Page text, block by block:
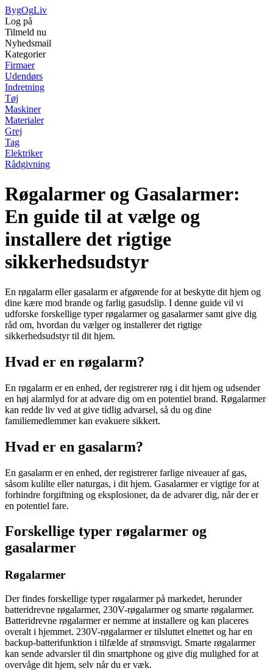
BygOgLiv
Log på
Tilmeld nu
Nyhedsmail
Kategorier
Firmaer
Udendørs
Indretning
Tøj
Maskiner
Materialer
Grej
Tag
Elektriker
Rådgivning
Røgalarmer og Gasalarmer:
En guide til at vælge og
installere det rigtige
sikkerhedsudstyr
En røgalarm eller gasalarm er afgørende for at beskytte dit hjem og
dine kære mod brande og farlig gasudslip. I denne guide vil vi
udforske forskellige typer røgalarmer og gasalarmer samt give dig
råd om, hvordan du vælger og installerer det rigtige
sikkerhedsudstyr til dit hjem.
Hvad er en røgalarm?
En røgalarm er en enhed, der registrerer røg i dit hjem og udsender
en høj alarmlyd for at advare dig om en potentiel brand. Røgalarmer
kan redde liv ved at give tidlig advarsel, så du og dine
familiemedlemmer kan evakuere sikkert.
Hvad er en gasalarm?
En gasalarm er en enhed, der registrerer farlige niveauer af gas,
såsom kulilte eller naturgas, i dit hjem. Gasalarmer er vigtige for at
forhindre forgiftning og eksplosioner, da de advarer dig, når der er
en potentiel fare.
Forskellige typer røgalarmer og
gasalarmer
Røgalarmer
Der findes forskellige typer røgalarmer på markedet, herunder
batteridrevne røgalarmer, 230V-røgalarmer og smarte røgalarmer.
Batteridrevne røgalarmer er nemme at installere og kan placeres
overalt i hjemmet. 230V-røgalarmer er tilsluttet elnettet og har en
backup-batterifunktion i tilfælde af strømsvigt. Smarte røgalarmer
kan sende advarsler til din smartphone og give dig mulighed for at
overvåge dit hjem, selv når du er væk.